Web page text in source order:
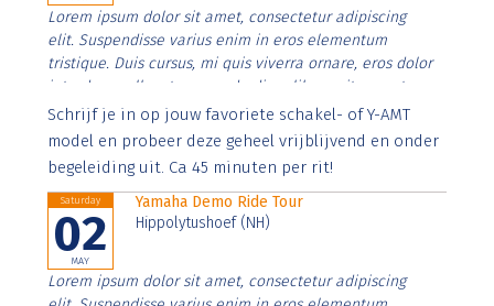
Lorem ipsum dolor sit amet, consectetur adipiscing
elit. Suspendisse varius enim in eros elementum
tristique. Duis cursus, mi quis viverra ornare, eros dolor
interdum nulla, ut commodo diam libero vitae erat.
Aenean faucibus nibh et justo cursus id rutrum lorem
imperdiet. Nunc ut sem vitae risus tristique posuere.
Schrijf je in op jouw favoriete schakel- of Y-AMT
model en probeer deze geheel vrijblijvend en onder
begeleiding uit. Ca 45 minuten per rit!
Saturday
02
MAY
Yamaha Demo Ride Tour
Hippolytushoef (NH)
Lorem ipsum dolor sit amet, consectetur adipiscing